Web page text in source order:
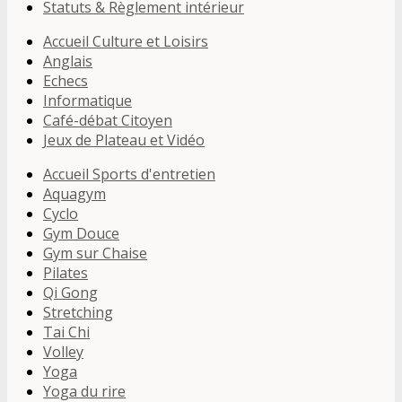
Statuts & Règlement intérieur
Accueil Culture et Loisirs
Anglais
Echecs
Informatique
Café-débat Citoyen
Jeux de Plateau et Vidéo
Accueil Sports d'entretien
Aquagym
Cyclo
Gym Douce
Gym sur Chaise
Pilates
Qi Gong
Stretching
Tai Chi
Volley
Yoga
Yoga du rire